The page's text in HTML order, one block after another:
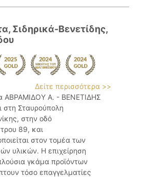
Σιδηρικά-Βενετίδης,
Δείτε περισσότερα >>
ΑΒΡΑΜΙΔΟΥ Α. - ΒΕΝΕΤΙΔΗΣ
στη Σταυρούπολη
στην οδό
89, και
στον τομέα των
υλικών. Η επιχείρηση
γκάμα προϊόντων
τόσο επαγγελματίες